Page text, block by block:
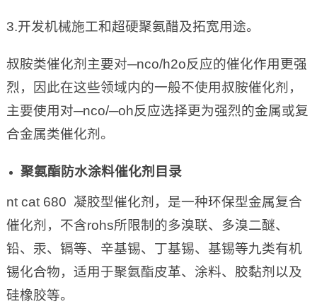
3.开发机械施工和超硬聚氨醋及拓宽用途。
叔胺类催化剂主要对─nco/h2o反应的催化作用更强
烈，因此在这些领域内的一般不使用叔胺催化剂，
主要使用对─nco/─oh反应选择更为强烈的金属或复
合金属类催化剂。
聚氨酯防水涂料催化剂目录
nt cat 680 凝胶型催化剂，是一种环保型金属复合
催化剂，不含rohs所限制的多溴联、多溴二醚、
铅、汞、镉等、辛基锡、丁基锡、基锡等九类有机
锡化合物，适用于聚氨酯皮革、涂料、胶黏剂以及
硅橡胶等。